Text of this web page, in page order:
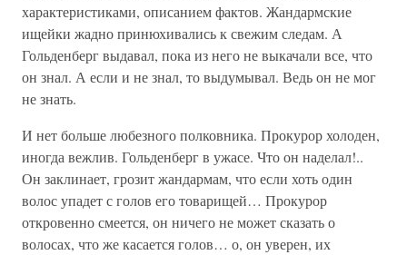
характеристиками, описанием фактов. Жандармские
ищейки жадно принюхивались к свежим следам. А
Гольденберг выдавал, пока из него не выкачали все, что
он знал. А если и не знал, то выдумывал. Ведь он не мог
не знать.
И нет больше любезного полковника. Прокурор холоден,
иногда вежлив. Гольденберг в ужасе. Что он наделал!..
Он заклинает, грозит жандармам, что если хоть один
волос упадет с голов его товарищей… Прокурор
откровенно смеется, он ничего не может сказать о
волосах, что же касается голов… о, он уверен, их